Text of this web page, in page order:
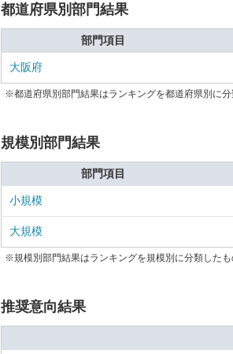
都道府県別部門結果
部門項目
大阪府
※都道府県別部門結果はランキングを都道府県別に分
規模別部門結果
部門項目
小規模
大規模
※規模別部門結果はランキングを規模別に分類したも
推奨意向結果